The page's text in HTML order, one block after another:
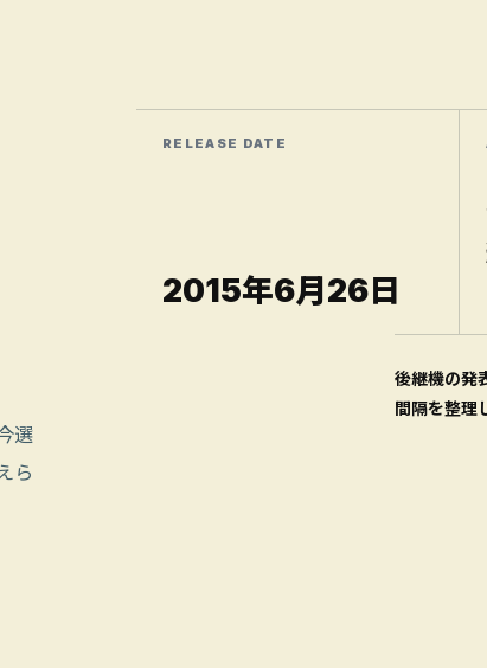
選
ら
RELEASE DATE
2015年6月26日
後継機の発
間隔を整理